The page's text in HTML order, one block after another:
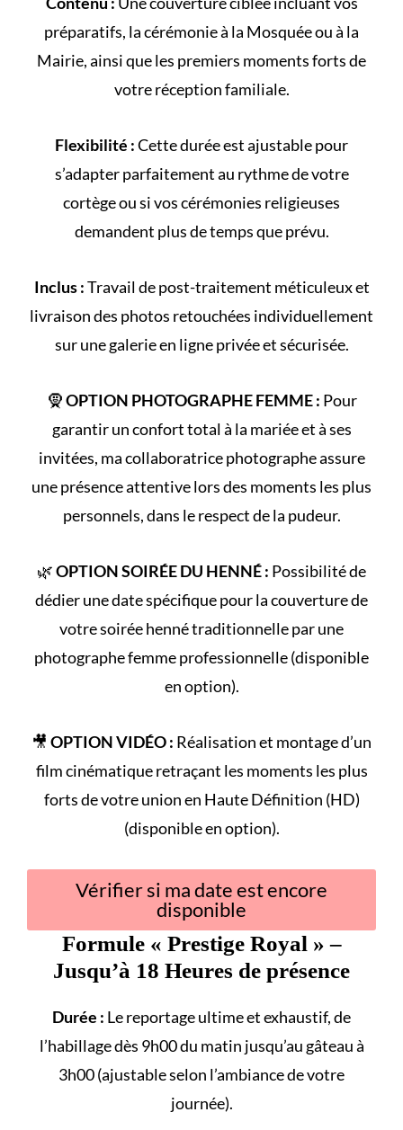
préparatifs, la cérémonie à la Mosquéeou à la
Mairie, ainsi que les premiers moments forts de
votreréception familiale.
Flexibilité :Cette durée est ajustable pour
s’adapter parfaitement au rythme de votre
cortègeou si vos cérémonies religieuses
demandent plus de temps que prévu.
Inclus :Travail de post-traitement méticuleux et
livraison des photos retouchées individuellement
sur une galerie en ligne privée et sécurisée.
🧕OPTION PHOTOGRAPHE FEMME : Pour
garantir un confort total à la mariée et à ses
invitées, ma collaboratrice photographe assure
une présence attentive lors des moments les plus
personnels, dans le respect de la pudeur.
🌿OPTION SOIRÉE DU HENNÉ : Possibilité de
dédier une date spécifique pour la couverture de
votresoirée hennétraditionnelle par une
photographe femme professionnelle (disponible
en option).
🎥 OPTION VIDÉO : Réalisation et montage d’un
film cinématique retraçant les moments les plus
fortsde votre union en Haute Définition (HD)
(disponible en option).
Vérifier si ma date est encore
disponible
Formule « Prestige Royal » –
Jusqu’à 18 Heures de présence
Durée : Le reportage ultime et exhaustif, de
l’habillage dès 9h00 du matin jusqu’au gâteau à
3h00 (ajustable selon l’ambiance de votre
journée).